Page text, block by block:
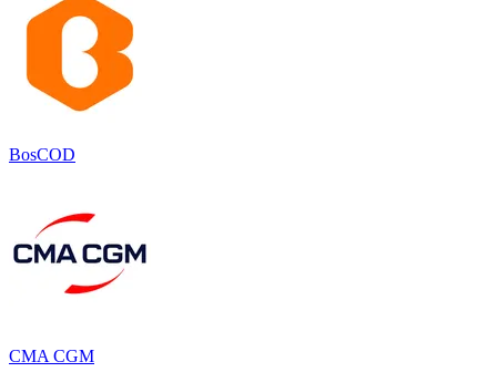
BosCOD
CMA CGM